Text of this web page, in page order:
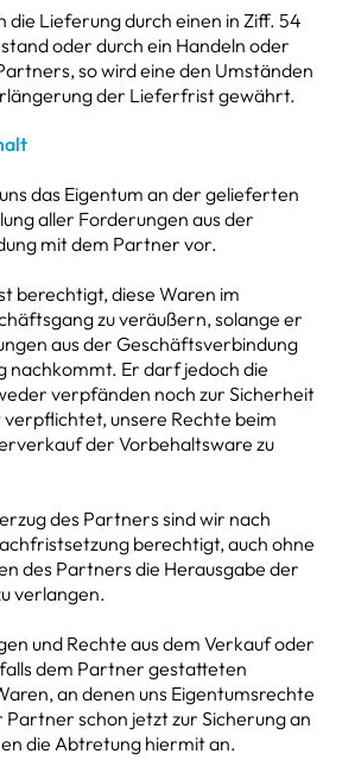
die Lieferung durch einen in Ziff. 54
oder durch ein Handeln oder
so wird eine den Umständen
der Lieferfrist gewährt.
das Eigentum an der gelieferten
aller Forderungen aus der
mit dem Partner vor.
berechtigt, diese Waren im
zu veräußern, solange er
aus der Geschäftsverbindung
nachkommt. Er darf jedoch die
verpfänden noch zur Sicherheit
verpflichtet, unsere Rechte beim
der Vorbehaltsware zu
des Partners sind wir nach
berechtigt, auch ohne
des Partners die Herausgabe der
verlangen.
und Rechte aus dem Verkauf oder
dem Partner gestatteten
an denen uns Eigentumsrechte
schon jetzt zur Sicherung an
die Abtretung hiermit an.